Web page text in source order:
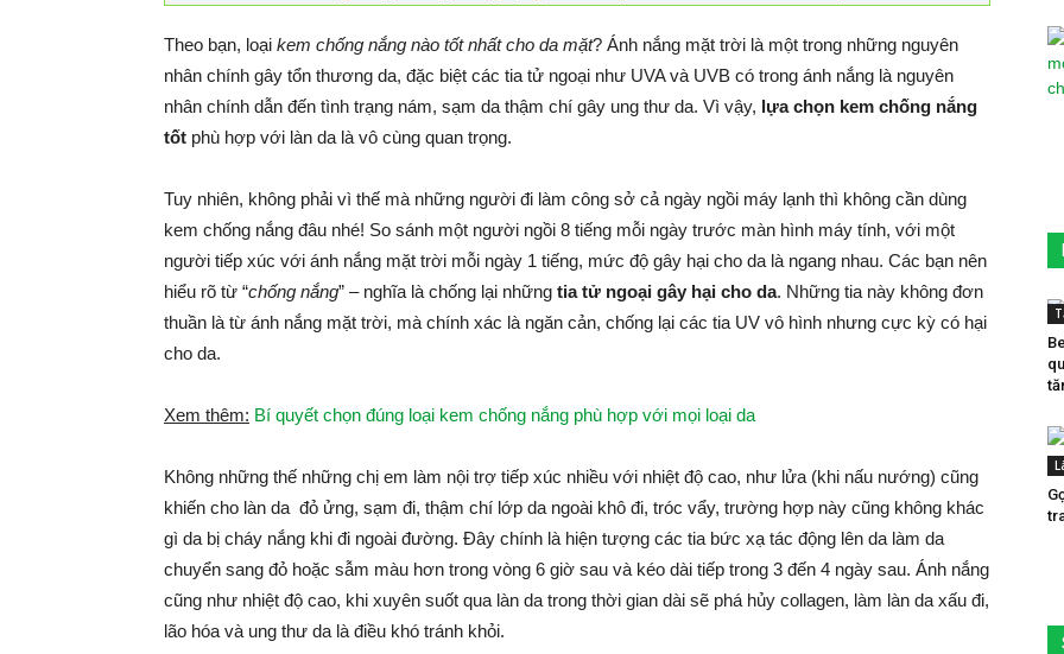
Theo bạn, loại kem chống nắng nào tốt nhất cho da mặt? Ánh nắng mặt trời là một trong những nguyên
nhân chính gây tổn thương da, đặc biệt các tia tử ngoại như UVA và UVB có trong ánh nắng là nguyên
nhân chính dẫn đến tình trạng nám, sạm da thậm chí gây ung thư da. Vì vậy, lựa chọn kem chống nắng
tốt phù hợp với làn da là vô cùng quan trọng.
Tuy nhiên, không phải vì thế mà những người đi làm công sở cả ngày ngồi máy lạnh thì không cần dùng
kem chống nắng đâu nhé! So sánh một người ngồi 8 tiếng mỗi ngày trước màn hình máy tính, với một
người tiếp xúc với ánh nắng mặt trời mỗi ngày 1 tiếng, mức độ gây hại cho da là ngang nhau. Các bạn nên
hiểu rõ từ “chống nắng” – nghĩa là chống lại những tia tử ngoại gây hại cho da. Những tia này không đơn
thuần là từ ánh nắng mặt trời, mà chính xác là ngăn cản, chống lại các tia UV vô hình nhưng cực kỳ có hại
cho da.
Xem thêm: Bí quyết chọn đúng loại kem chống nắng phù hợp với mọi loại da
Không những thế những chị em làm nội trợ tiếp xúc nhiều với nhiệt độ cao, như lửa (khi nấu nướng) cũng
khiến cho làn da đỏ ửng, sạm đi, thậm chí lớp da ngoài khô đi, tróc vẩy, trường hợp này cũng không khác
gì da bị cháy nắng khi đi ngoài đường. Đây chính là hiện tượng các tia bức xạ tác động lên da làm da
chuyển sang đỏ hoặc sẫm màu hơn trong vòng 6 giờ sau và kéo dài tiếp trong 3 đến 4 ngày sau. Ánh nắng
cũng như nhiệt độ cao, khi xuyên suốt qua làn da trong thời gian dài sẽ phá hủy collagen, làm làn da xấu đi,
lão hóa và ung thư da là điều khó tránh khỏi.